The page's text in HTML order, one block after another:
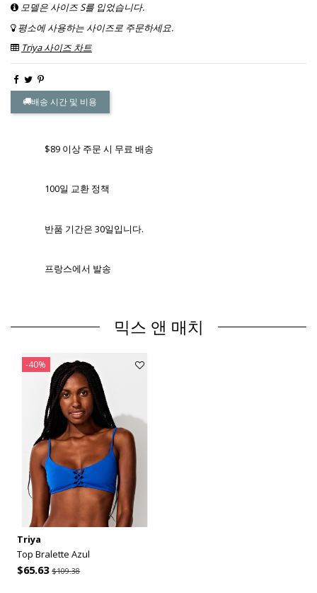
모델은 사이즈 S를 입었습니다.
평소에 사용하는 사이즈로 주문하세요.
Triya 사이즈 차트
배송 시간 및 비용
$89 이상 주문 시 무료 배송
100일 교환 정책
반품 기간은 30일입니다.
프랑스에서 발송
믹스 앤 매치
-40%
Triya
Top Bralette Azul
$65.63$109.38